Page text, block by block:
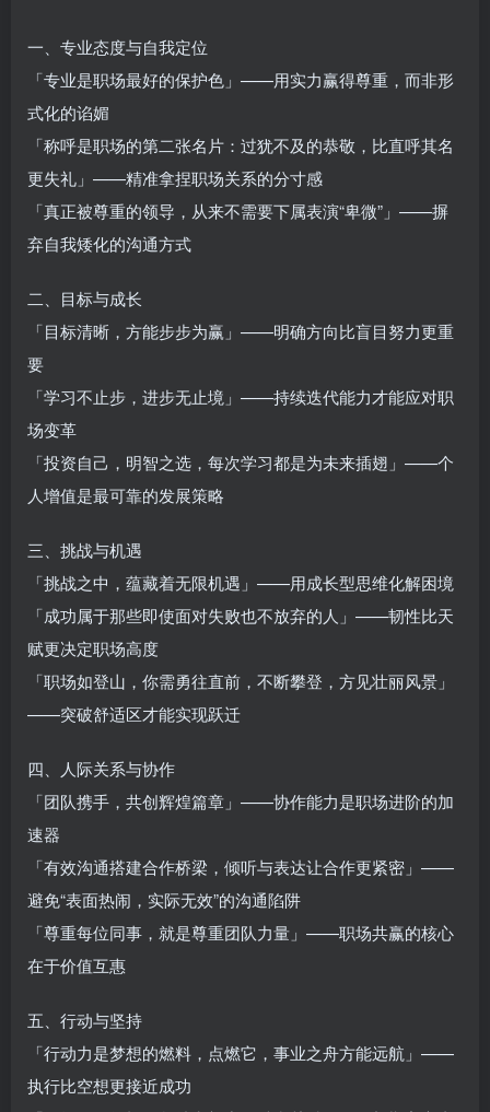
一、专业态度与自我定位
「专业是职场最好的保护色」——用实力赢得尊重，而非形
式化的谄媚‌
「称呼是职场的第二张名片：过犹不及的恭敬，比直呼其名
更失礼」——精准拿捏职场关系的分寸感‌
「真正被尊重的领导，从来不需要下属表演“卑微”」——摒
弃自我矮化的沟通方式‌
二、目标与成长
「目标清晰，方能步步为赢」——明确方向比盲目努力更重
要‌
「学习不止步，进步无止境」——持续迭代能力才能应对职
场变革‌
「投资自己，明智之选，每次学习都是为未来插翅」——个
人增值是最可靠的发展策略‌
三、挑战与机遇
「挑战之中，蕴藏着无限机遇」——用成长型思维化解困境‌
「成功属于那些即使面对失败也不放弃的人」——韧性比天
赋更决定职场高度‌
「职场如登山，你需勇往直前，不断攀登，方见壮丽风景」
——突破舒适区才能实现跃迁‌
四、人际关系与协作
「团队携手，共创辉煌篇章」——协作能力是职场进阶的加
速器‌
「有效沟通搭建合作桥梁，倾听与表达让合作更紧密」——
避免“表面热闹，实际无效”的沟通陷阱‌
「尊重每位同事，就是尊重团队力量」——职场共赢的核心
在于价值互惠‌
五、行动与坚持
「行动力是梦想的燃料，点燃它，事业之舟方能远航」——
执行比空想更接近成功‌